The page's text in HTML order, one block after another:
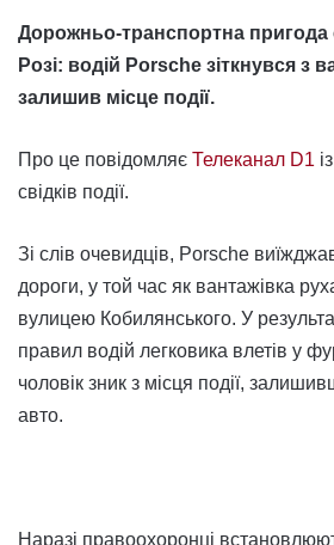
Дорожньо-транспортна пригода
Розі: водій Porsche зіткнувся з
залишив місце події.
Про це повідомляє Телеканал D1
свідків події.
Зі слів очевидців, Porsche
дороги, у той час як вантажівка
вулицею Кобилянського. У
правил водій легковика влетів у
чоловік зник з місця події,
авто.
Наразі правоохоронці